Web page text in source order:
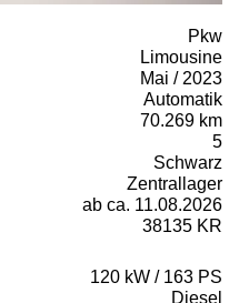
Pkw
Limousine
Mai / 2023
Automatik
70.269 km
5
Schwarz
Zentrallager
ab ca. 11.08.2026
38135 KR
120 kW / 163 PS
Diesel